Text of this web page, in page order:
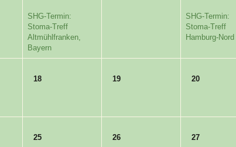
SHG-Termin:
Stoma-Treff
Altmühlfranken,
Bayern
SHG-Termin:
Stoma-Treff
Hamburg-Nord
18 19 20
25 26 27